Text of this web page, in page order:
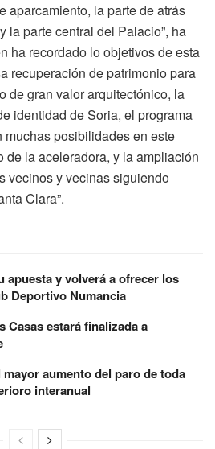
aparcamiento, la parte de atrás
la parte central del Palacio”, ha
ha recordado lo objetivos de esta
recuperación de patrimonio para
de gran valor arquitectónico, la
identidad de Soria, el programa
muchas posibilidades en este
de la aceleradora, y la ampliación
vecinos y vecinas siguiendo
Clara”.
apuesta y volverá a ofrecer los
Deportivo Numancia
Casas estará finalizada a
aumento del paro de toda
interanual